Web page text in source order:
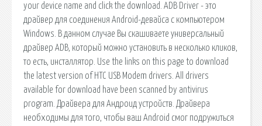
your device name and click the download. ADB Driver - это
драйвер для соединения Android-девайса с компьютером
Windows. В данном случае Вы скашиваете универсальный
драйвер ADB, который можно установить в несколько кликов,
то есть, инсталлятор. Use the links on this page to download
the latest version of HTC USB Modem drivers. All drivers
available for download have been scanned by antivirus
program. Драйвера для Андроид устройств. Драйвера
необходимы для того, чтобы ваш Android смог подружиться